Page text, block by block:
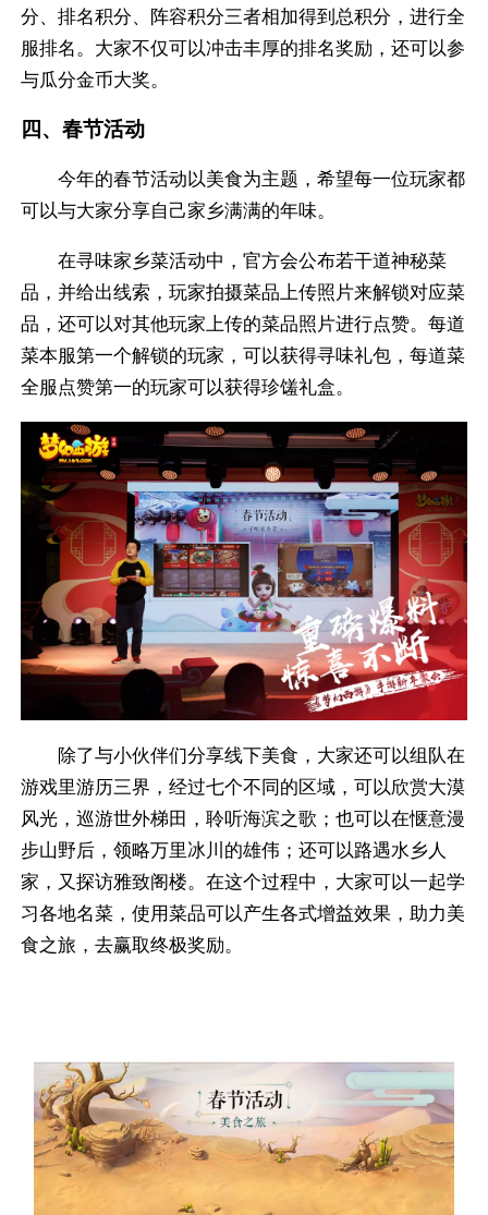
分、排名积分、阵容积分三者相加得到总积分，进行全
服排名。大家不仅可以冲击丰厚的排名奖励，还可以参
与瓜分金币大奖。
四、春节活动
今年的春节活动以美食为主题，希望每一位玩家都
可以与大家分享自己家乡满满的年味。
在寻味家乡菜活动中，官方会公布若干道神秘菜
品，并给出线索，玩家拍摄菜品上传照片来解锁对应菜
品，还可以对其他玩家上传的菜品照片进行点赞。每道
菜本服第一个解锁的玩家，可以获得寻味礼包，每道菜
全服点赞第一的玩家可以获得珍馐礼盒。
除了与小伙伴们分享线下美食，大家还可以组队在
游戏里游历三界，经过七个不同的区域，可以欣赏大漠
风光，巡游世外梯田，聆听海滨之歌；也可以在惬意漫
步山野后，领略万里冰川的雄伟；还可以路遇水乡人
家，又探访雅致阁楼。在这个过程中，大家可以一起学
习各地名菜，使用菜品可以产生各式增益效果，助力美
食之旅，去赢取终极奖励。